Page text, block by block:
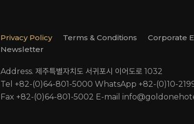
Privacy Policy Terms & Conditions Corporate
Newsletter
Address. 제주특별자치도 서귀포시 이어도로 1032
Tel +82-(0)64-801-5000 WhatsApp +82-(0)10-
Fax +82-(0)64-801-5002 E-mail